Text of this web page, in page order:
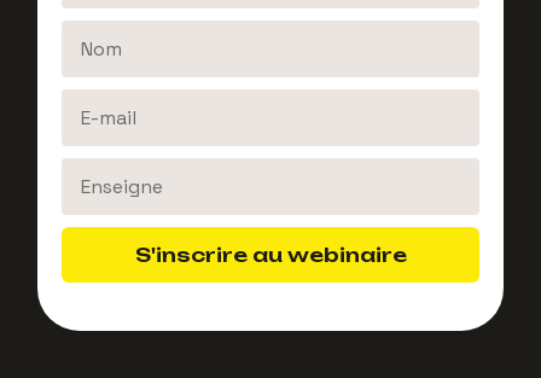
S'inscrire au webinaire